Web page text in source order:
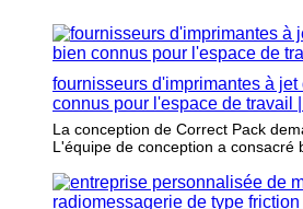
fournisseurs d'imprimantes à
connus pour l'espace de travail
La conception de Correct Pack
L'équipe de conception a consacré
l'impression. En même temps.